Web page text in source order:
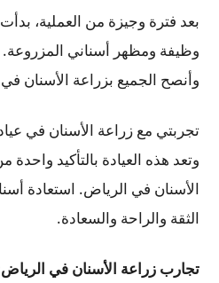
بعد فترة وجيزة من العملية،
وظيفة ومظهر أسناني المزروعة.
وأنصح الجميع بزراعة الأسنان
تجربتي مع زراعة الأسنان في
وتعد هذه العيادة بالتأكيد
الأسنان في الرياض. استعادة
الثقة والراحة والسعادة.
تجارب زراعة الأسنان في